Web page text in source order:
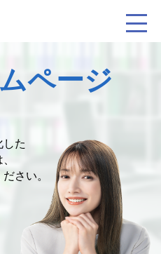
介 賃貸管理
ページ
した
さい。